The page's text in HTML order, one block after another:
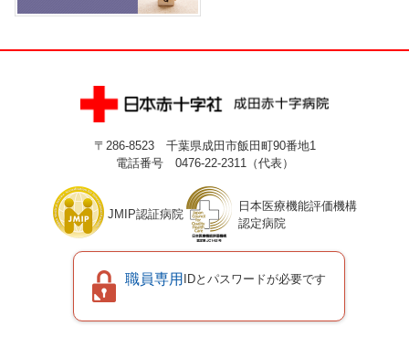
〒286-8523 千葉県成田市飯田町90番地1
電話番号 0476-22-2311（代表）
JMIP認証病院
日本医療機能評価機構
認定病院
職員専用 IDとパスワードが必要です